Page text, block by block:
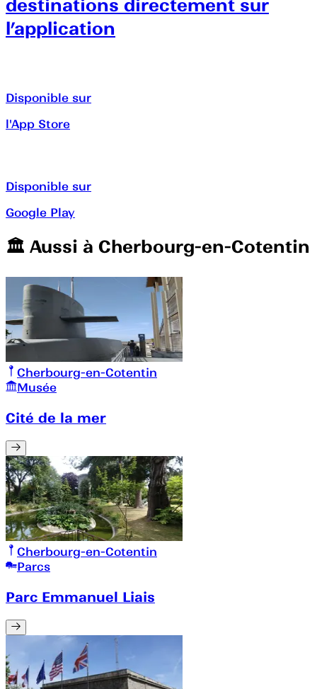
destinations directement sur
l’application
Disponible sur
l'App Store
Disponible sur
Google Play
🏛️️ Aussi à Cherbourg-en-Cotentin
Cherbourg-en-Cotentin
Musée
Cité de la mer
Cherbourg-en-Cotentin
Parcs
Parc Emmanuel Liais